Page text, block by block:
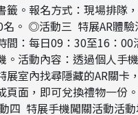
籤。報名方式：現場排隊
名。 ◎活動三 特展AR體
間：每日09：30至16：00
。活動內容：透過個人手
展室內找尋隱藏的AR關卡
頁面，即可兌換禮物一份
四 特展手機闖關活動活